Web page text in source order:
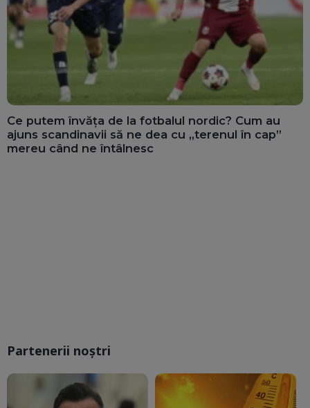
Ce putem învăța de la fotbalul nordic? Cum au
ajuns scandinavii să ne dea cu „terenul în cap”
mereu când ne întâlnesc
Partenerii noștri